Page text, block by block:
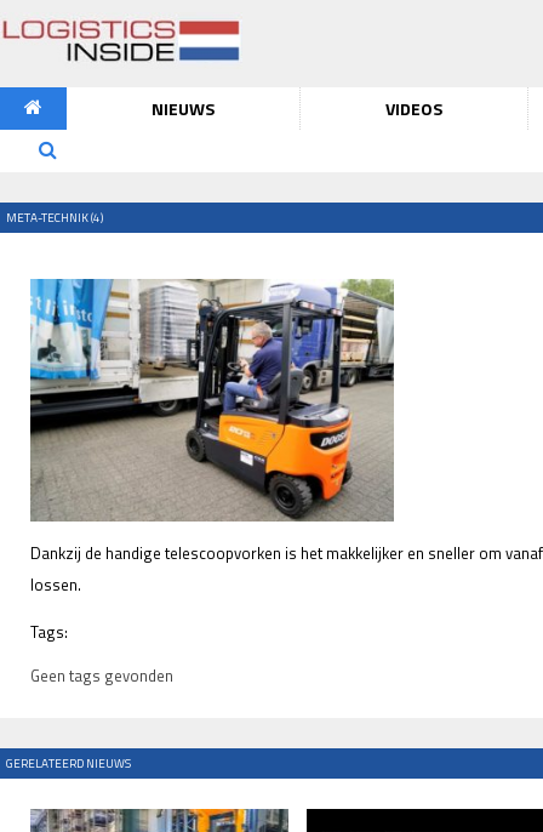
NIEUWS VIDEOS
META-TECHNIK (4)
Dankzij de handige telescoopvorken is het makkelijker en sneller om
lossen.
Tags:
Geen tags gevonden
GERELATEERD NIEUWS